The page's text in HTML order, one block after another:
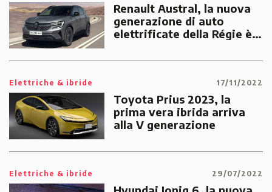
Renault Austral, la nuova
generazione di auto
elettrificate della Régie è
Elettriche & ibride 17/11/2022
Toyota Prius 2023, la
prima vera ibrida arriva
alla V generazione
Elettriche & ibride 29/07/2022